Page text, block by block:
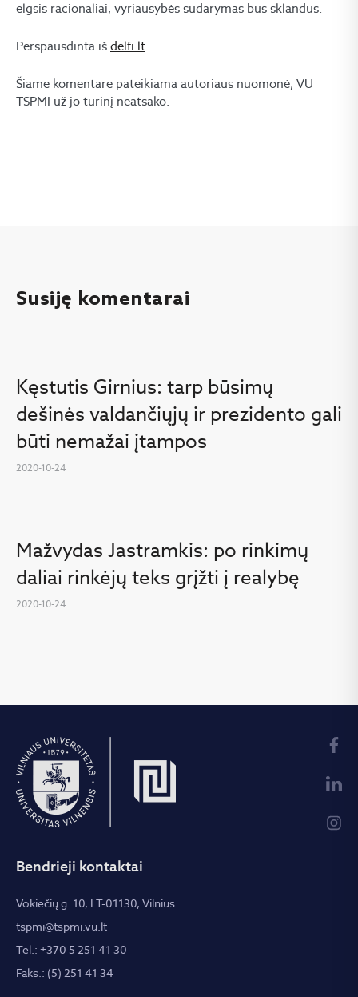
elgsis racionaliai, vyriausybės sudarymas bus sklandus.
Perspausdinta iš delfi.lt
Šiame komentare pateikiama autoriaus nuomonė, VU
TSPMI už jo turinį neatsako.
Susiję komentarai
Kęstutis Girnius: tarp būsimų
dešinės valdančiųjų ir prezidento gali
būti nemažai įtampos
2020-10-24
Mažvydas Jastramkis: po rinkimų
daliai rinkėjų teks grįžti į realybę
2020-10-24
Bendrieji kontaktai
Vokiečių g. 10, LT-01130, Vilnius
tspmi@tspmi.vu.lt
Tel.: +370 5 251 41 30
Faks.: (5) 251 41 34